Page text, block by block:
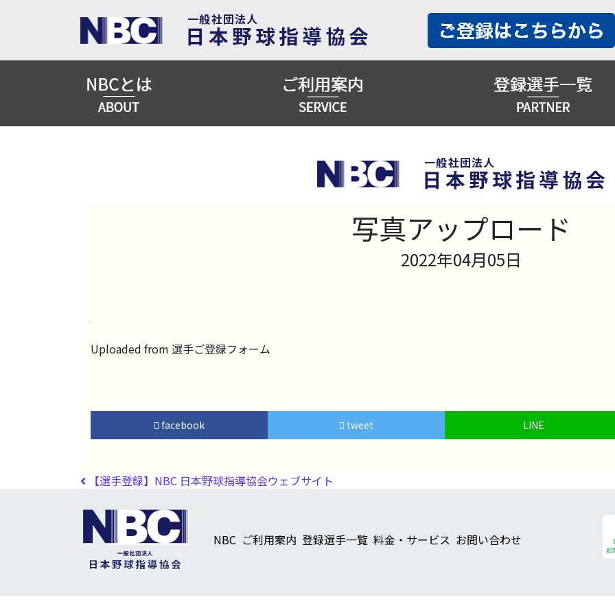
写真アップロード
2022年04月05日
Uploaded from 選手ご登録フォーム
facebook tweet LINE
投稿ナビゲーション
【選手登録】NBC 日本野球指導協会ウェブサイト
NBC ご利用案内 登録選手一覧 料金・サービス お問い合わせ